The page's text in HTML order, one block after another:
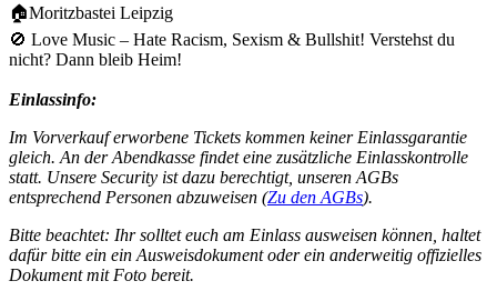
🏠Moritzbastei Leipzig
🚫 Love Music – Hate Racism, Sexism & Bullshit! Verstehst du
nicht? Dann bleib Heim!
Einlassinfo:
Im Vorverkauf erworbene Tickets kommen keiner Einlassgarantie
gleich. An der Abendkasse findet eine zusätzliche Einlasskontrolle
statt. Unsere Security ist dazu berechtigt, unseren AGBs
entsprechend Personen abzuweisen (Zu den AGBs).
Bitte beachtet: Ihr solltet euch am Einlass ausweisen können, haltet
dafür bitte ein ein Ausweisdokument oder ein anderweitig offizielles
Dokument mit Foto bereit.